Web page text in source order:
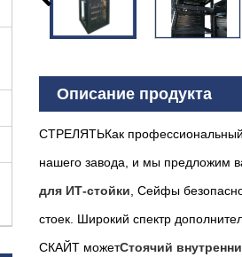
Описание продукта
СТРЕЛЯТЬКак
нашего завода, и мы предложим
для ИТ-стойки, Сейфы
стоек. Широкий спектр
СКАЙТ можетСтоячий